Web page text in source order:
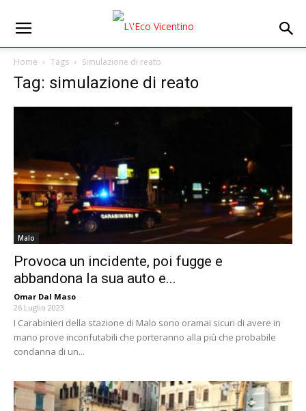
Home Tags Simulazione di reato
Tag: simulazione di reato
Malo
Provoca un incidente, poi fugge e
abbandona la sua auto e...
Omar Dal Maso -
26 Luglio 2023
I Carabinieri della stazione di Malo sono oramai sicuri di avere in
mano prove inconfutabili che porteranno alla più che probabile
condanna di un...